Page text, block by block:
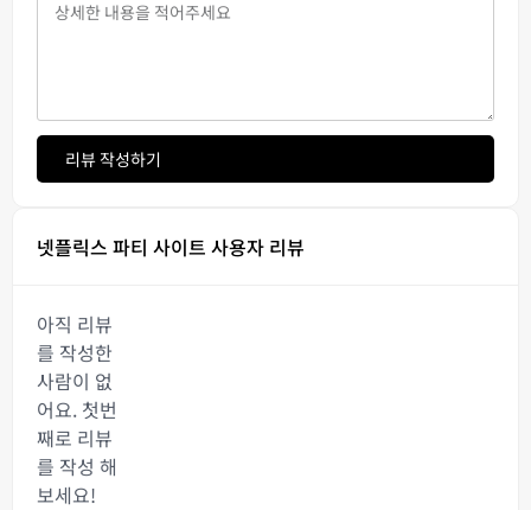
리뷰 작성하기
넷플릭스 파티 사이트 사용자 리뷰
아직 리뷰
를 작성한
사람이 없
어요. 첫번
째로 리뷰
를 작성 해
보세요!